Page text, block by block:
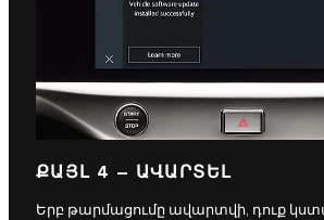
ՔԱՅԼ 4 – ԱՎԱՐՏԵԼ
Երբ թարմացումը ավարտվի, դուք